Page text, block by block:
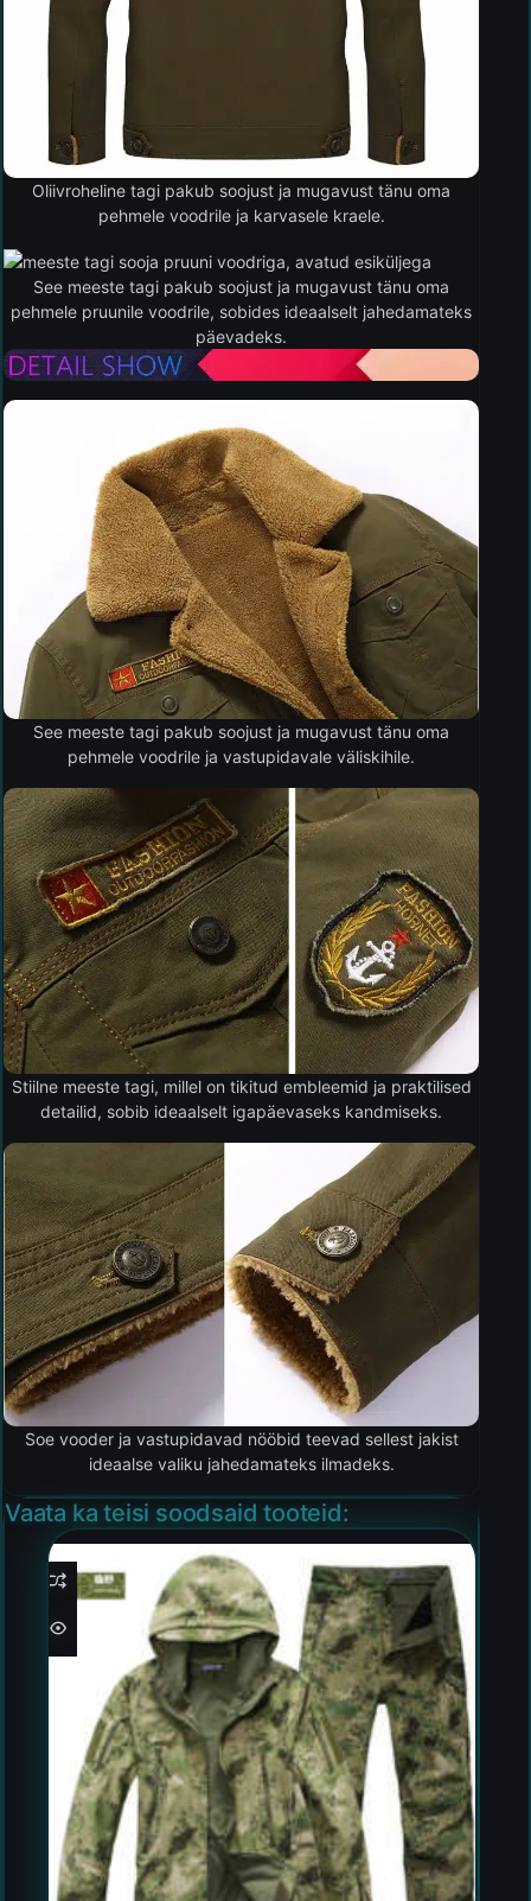
Oliivroheline tagi pakub soojust ja mugavust tänu oma
pehmele voodrile ja karvasele kraele.
See meeste tagi pakub soojust ja mugavust tänu oma
pehmele pruunile voodrile, sobides ideaalselt jahedamateks
päevadeks.
See meeste tagi pakub soojust ja mugavust tänu oma
pehmele voodrile ja vastupidavale väliskihile.
Stiilne meeste tagi, millel on tikitud embleemid ja praktilised
detailid, sobib ideaalselt igapäevaseks kandmiseks.
Soe vooder ja vastupidavad nööbid teevad sellest jakist
ideaalse valiku jahedamateks ilmadeks.
Vaata ka teisi soodsaid tooteid: